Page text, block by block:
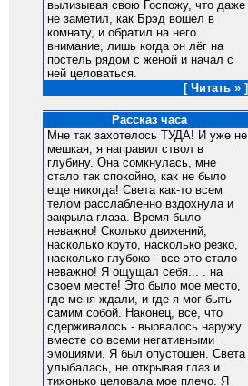
вылизывая свою Госпожу, что даже
не заметил, как Брэд вошёл в
комнату, и обратил на него
внимание, лишь когда он лёг на
постель рядом с женой и начал с
ней целоваться.
[ Читать » ]
Рассказ часа
Мне так захотелось ТУДА! И уже не
мешкая, я направил ствол в
глубину. Она сомкнулась, мне
стало так спокойно, как не было
еще никогда! Света как-то всем
телом расслабленно вздохнула и
закрыла глаза. Время было
неважно! Сколько движений,
насколько круто, насколько резко,
насколько глубоко - все это стало
неважно! Я ощущал себя... . на
своем месте! Это было мое место,
где меня ждали, и где я мог быть
самим собой. Наконец, все, что
сдерживалось - вырвалось наружу
вместе со всеми негативными
эмоциями. Я был опустошен. Света
улыбалась, не открывая глаз и
тихонько целовала мое плечо. Я